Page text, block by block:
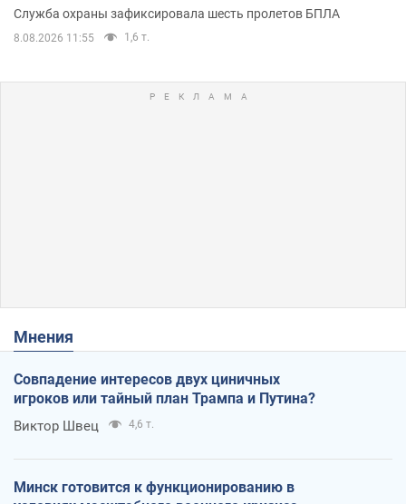
Служба охраны зафиксировала шесть пролетов БПЛА
8.08.2026 11:55 1,6 т.
Мнения
Совпадение интересов двух циничных
игроков или тайный план Трампа и Путина?
Виктор Швец 4,6 т.
Минск готовится к функционированию в